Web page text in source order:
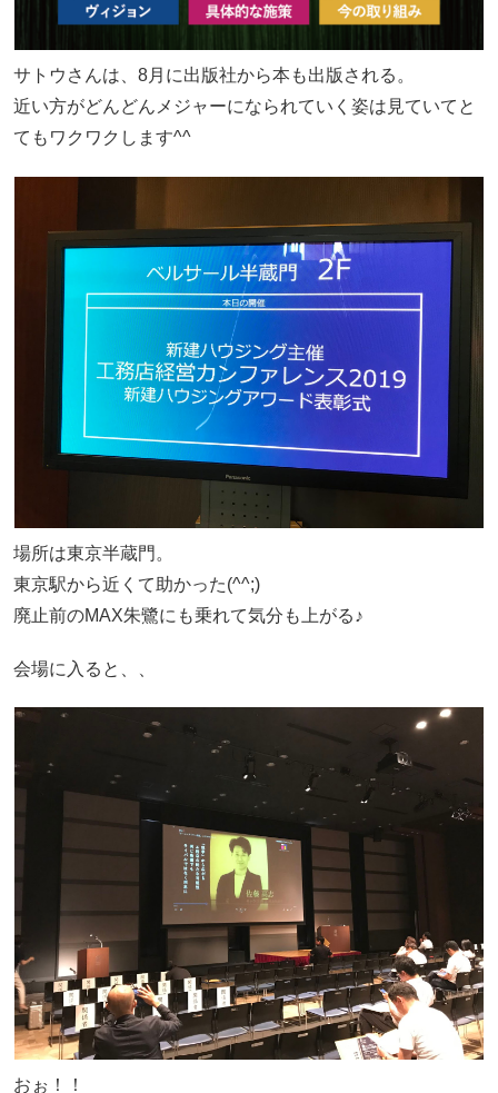
サトウさんは、8月に出版社から本も出版される。
近い方がどんどんメジャーになられていく姿は見ていてと
てもワクワクします^^
場所は東京半蔵門。
東京駅から近くて助かった(^^;)
廃止前のMAX朱鷺にも乗れて気分も上がる♪
会場に入ると、、
おぉ！！